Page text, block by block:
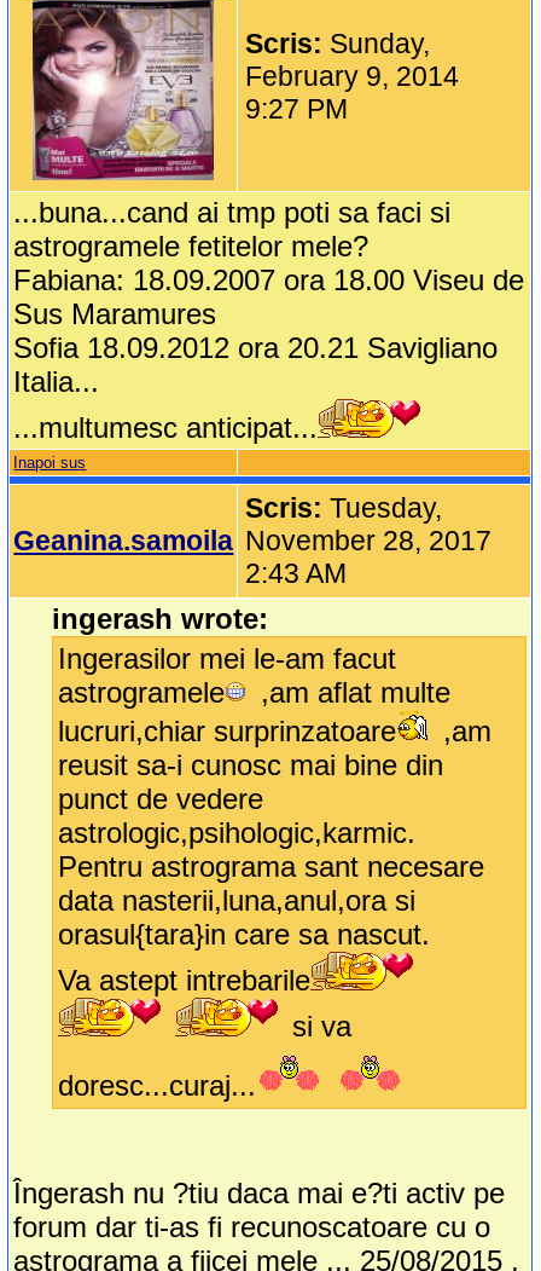
Scris: Sunday,
February 9, 2014
9:27 PM
...buna...cand ai tmp poti sa faci si
astrogramele fetitelor mele?
Fabiana: 18.09.2007 ora 18.00 Viseu de
Sus Maramures
Sofia 18.09.2012 ora 20.21 Savigliano
Italia...
...multumesc anticipat...
Inapoi sus
Geanina.samoila
Scris:Tuesday,
November 28, 2017
2:43 AM
ingerash wrote:
Ingerasilor mei le-am facut
astrogramele
,am aflat multe
lucruri,chiar surprinzatoare
,am
reusit sa-i cunosc mai bine din
punct de vedere
astrologic,psihologic,karmic.
Pentru astrograma sant necesare
data nasterii,luna,anul,ora si
orasul{tara}in care sa nascut.
Va astept intrebarile
si va
doresc...curaj...
Îngerash nu ?tiu daca mai e?ti activ pe
forum dar ti-as fi recunoscatoare cu o
astrograma a fiicei mele ... 25/08/2015 ,